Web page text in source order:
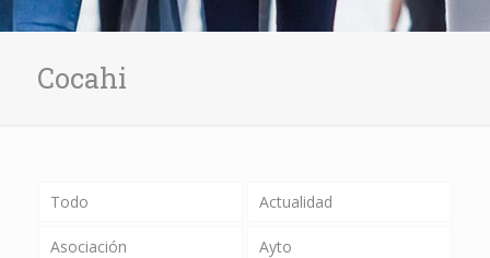
Cocahi
Todo Actualidad
Asociación Ayto